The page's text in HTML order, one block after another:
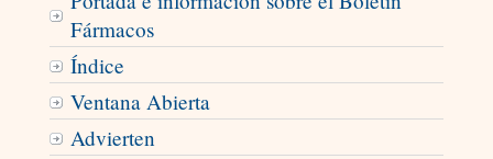
Fármacos
Índice
Ventana Abierta
Advierten